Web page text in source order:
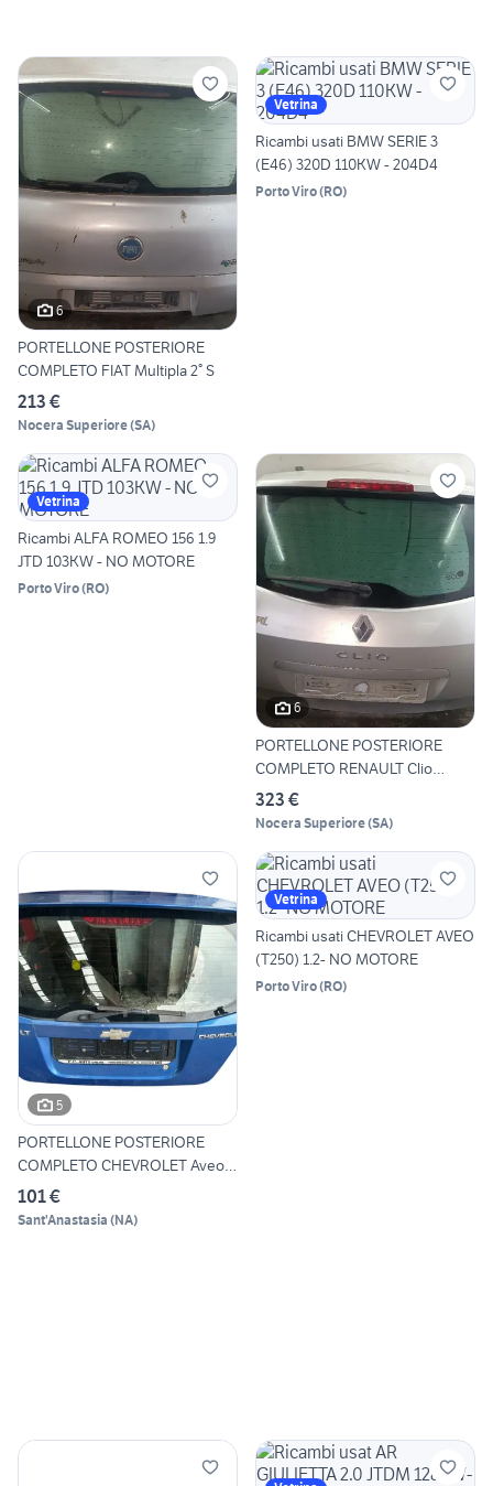
6
PORTELLONE POSTERIORE
COMPLETO FIAT Multipla 2° S
213 €
Nocera Superiore(SA)
Vetrina
Ricambi usati BMW SERIE 3
(E46) 320D 110KW - 204D4
Porto Viro(RO)
Vetrina
Ricambi ALFA ROMEO 156 1.9
JTD 103KW - NO MOTORE
Porto Viro(RO)
6
PORTELLONE POSTERIORE
COMPLETO RENAULT Clio
Grandt
323 €
Nocera Superiore(SA)
5
PORTELLONE POSTERIORE
COMPLETO CHEVROLET Aveo
1a S
101 €
Sant'Anastasia (NA)
Vetrina
Ricambi usati CHEVROLET AVEO
(T250) 1.2- NO MOTORE
Porto Viro(RO)